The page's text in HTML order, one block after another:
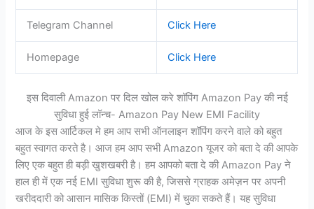
Telegram Channel Click Here
Homepage Click Here
इस दिवाली Amazon पर दिल खोल करे शॉपिंग Amazon Pay की नई
सुविधा हुई लॉन्च- Amazon Pay New EMI Facility
आज के इस आर्टिकल मे हम आप सभी ऑनलाइन शॉपिंग करने वाले को बहुत
बहुत स्वागत करते है। आज हम आप सभी Amazon यूजर को बता दे की आपके
लिए एक बहुत ही बड़ी खुशखबरी है। हम आपको बता दे की Amazon Pay ने
हाल ही में एक नई EMI सुविधा शुरू की है, जिससे ग्राहक अमेज़न पर अपनी
खरीददारी को आसान मासिक किस्तों (EMI) में चुका सकते हैं। यह सुविधा